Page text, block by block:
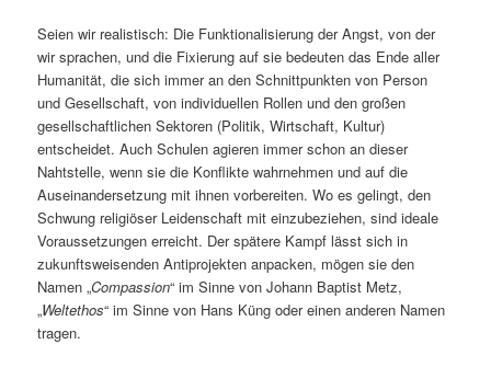
Seien wir realistisch: Die Funktionalisierung der Angst, von der
wir sprachen, und die Fixierung auf sie bedeuten das Ende aller
Humanität, die sich immer an den Schnittpunkten von Person
und Gesellschaft, von individuellen Rollen und den großen
gesellschaftlichen Sektoren (Politik, Wirtschaft, Kultur)
entscheidet. Auch Schulen agieren immer schon an dieser
Nahtstelle, wenn sie die Konflikte wahrnehmen und auf die
Auseinandersetzung mit ihnen vorbereiten. Wo es gelingt, den
Schwung religiöser Leidenschaft mit einzubeziehen, sind ideale
Voraussetzungen erreicht. Der spätere Kampf lässt sich in
zukunftsweisenden Antiprojekten anpacken, mögen sie den
Namen „Compassion“ im Sinne von Johann Baptist Metz,
„Weltethos“ im Sinne von Hans Küng oder einen anderen Namen
tragen.